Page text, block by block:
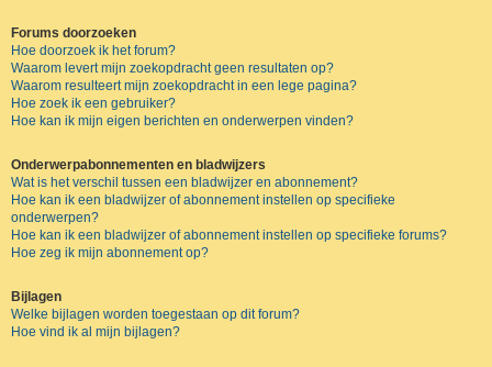
Forums doorzoeken
Hoe doorzoek ik het forum?
Waarom levert mijn zoekopdracht geen resultaten op?
Waarom resulteert mijn zoekopdracht in een lege pagina?
Hoe zoek ik een gebruiker?
Hoe kan ik mijn eigen berichten en onderwerpen vinden?
Onderwerpabonnementen en bladwijzers
Wat is het verschil tussen een bladwijzer en abonnement?
Hoe kan ik een bladwijzer of abonnement instellen op specifieke
onderwerpen?
Hoe kan ik een bladwijzer of abonnement instellen op specifieke forums?
Hoe zeg ik mijn abonnement op?
Bijlagen
Welke bijlagen worden toegestaan op dit forum?
Hoe vind ik al mijn bijlagen?